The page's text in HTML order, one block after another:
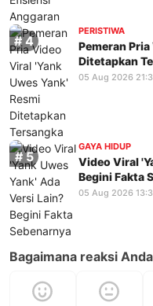
PERISTIWA
Pemeran
Ditetapkan
05 Aug 2026
GAYA HIDUP
Video Viral
Begini Fakta
05 Aug 2026
Bagaimana reaksi